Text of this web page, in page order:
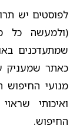
לפוסטים יש
(ולמעשה כל
שמתעדכנים
כאתר שמעניק
מנועי החיפוש
ואיכותי
החיפוש.